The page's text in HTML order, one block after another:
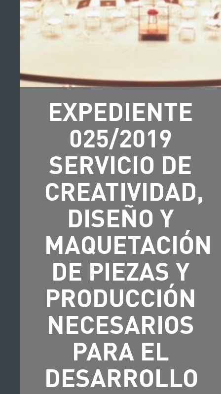
EXPEDIENTE
025/2019
SERVICIO DE
CREATIVIDAD,
DISEÑO Y
MAQUETACIÓN
DE PIEZAS Y
PRODUCCIÓN
NECESARIOS
PARA EL
DESARROLLO